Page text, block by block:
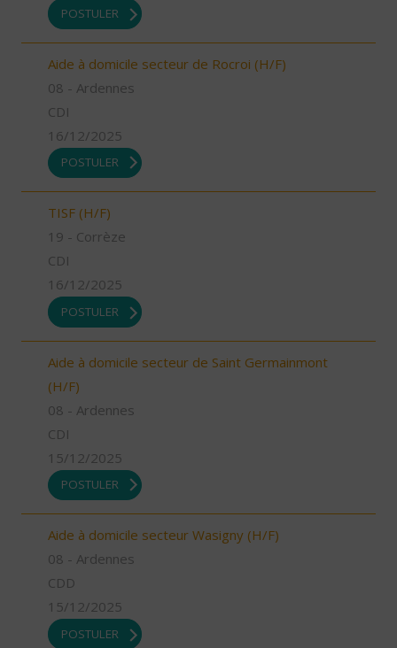
POSTULER
Aide à domicile secteur de Rocroi (H/F)
08 - Ardennes
CDI
16/12/2025
POSTULER
TISF (H/F)
19 - Corrèze
CDI
16/12/2025
POSTULER
Aide à domicile secteur de Saint Germainmont
(H/F)
08 - Ardennes
CDI
15/12/2025
POSTULER
Aide à domicile secteur Wasigny (H/F)
08 - Ardennes
CDD
15/12/2025
POSTULER